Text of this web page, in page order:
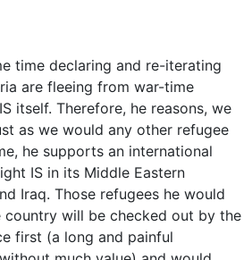
time declaring and re-iterating
are fleeing from war-time
itself. Therefore, he reasons, we
as we would any other refugee
he supports an international
IS in its Middle Eastern
Iraq. Those refugees he would
will be checked out by the
first (a long and painful